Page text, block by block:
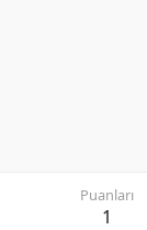
Puanları
1